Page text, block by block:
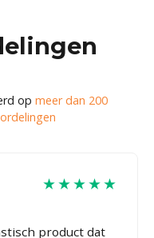
op meer dan 200
★★★★★
product dat